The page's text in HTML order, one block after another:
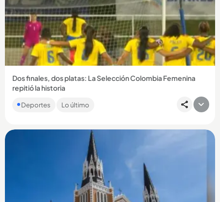
Compartir Noticia
Dos finales, dos platas: La Selección Colombia Femenina
repitió la historia
escapar la ventaja y la presea dorada se definió desde el
Deportes Lo último
Compartir Noticia